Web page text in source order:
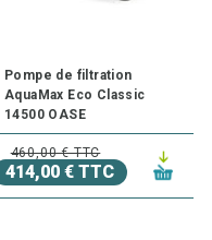
Pompe de filtration
AquaMax Eco Classic
14500 OASE
460,00 € TTC
414,00 € TTC